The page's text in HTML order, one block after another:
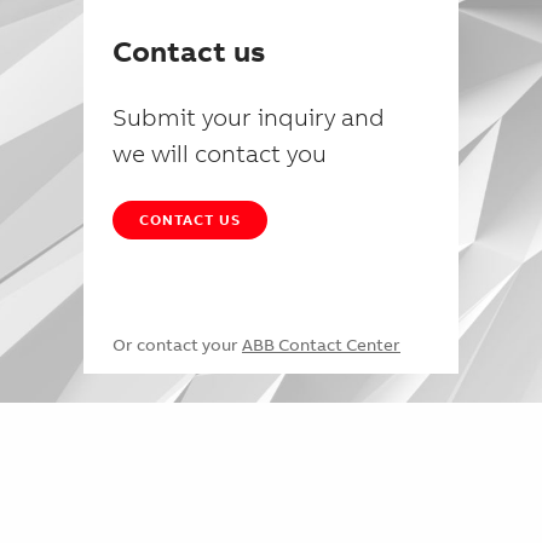
Contact us
Submit your inquiry and
we will contact you
CONTACT US
Or contact your ABB Contact Center